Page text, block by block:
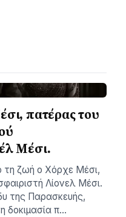
πατέρας του
Μέσι.
τη ζωή ο Χόρχε Μέσι,
Λίονελ Μέσι.
της Παρασκευής,
δοκιμασία π…